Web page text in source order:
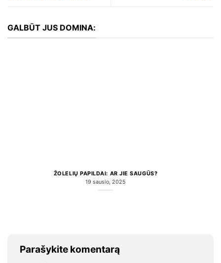
GALBŪT JUS DOMINA:
ŽOLELIŲ PAPILDAI: AR JIE SAUGŪS?
19 sausio, 2025
Parašykite komentarą